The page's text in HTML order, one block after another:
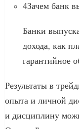
4Зачем банк
Банки
дохода, как
гарантийное
Результаты в
опыта и личной
и дисциплину